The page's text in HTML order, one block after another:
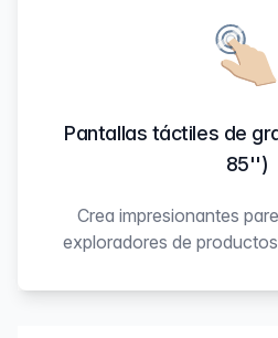
Pantallas táctiles de
85'')
Crea impresionantes
exploradores de